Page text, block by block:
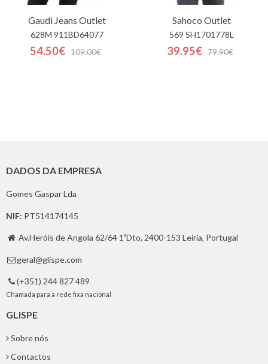
Gaudi Jeans Outlet
628M 911BD64077
54.50€ 109.00€
Sahoco Outlet
569 SH1701778L
39.95€ 79.90€
DADOS DA EMPRESA
Gomes Gaspar Lda
NIF: PT514174145
 Av.Heróis de Angola 62/64 1ºDto, 2400-153 Leiria, Portugal
 geral@glispe.com
 (+351) 244 827 489
Chamada para a rede fixa nacional
GLISPE
Sobre nós
Contactos